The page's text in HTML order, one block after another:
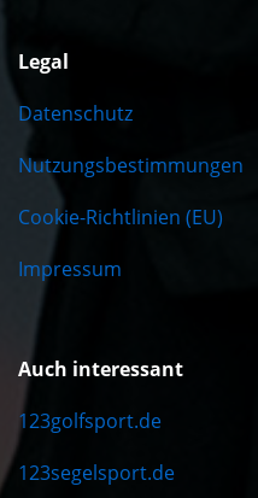
Legal
Datenschutz
Nutzungsbestimmungen
Cookie-Richtlinien (EU)
Impressum
Auch interessant
123golfsport.de
123segelsport.de